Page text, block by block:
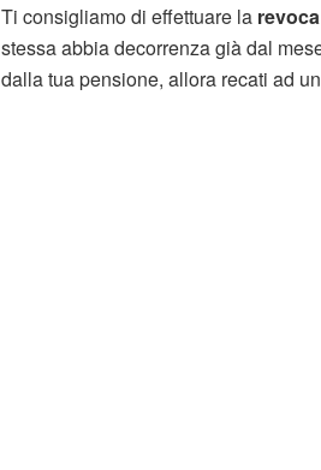
Ti consigliamo di effettuare la
stessa abbia decorrenza già dal
dalla tua pensione, allora recati ad